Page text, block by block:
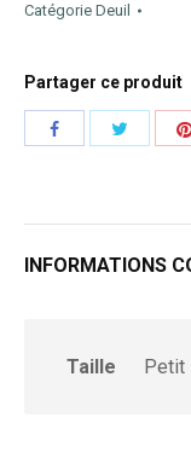
Catégorie Deuil
Partager ce produit
Share
INFORMATIONS
Taille Petit